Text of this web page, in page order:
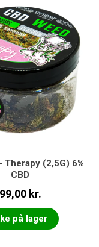
Therapy (2,5G) 6%
CBD
99,00 kr.
på lager